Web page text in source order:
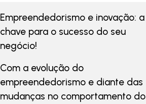
Empreendedorismo e inovação: a
chave para o sucesso do seu
negócio!
Com a evolução do
empreendedorismo e diante das
mudanças no comportamento do